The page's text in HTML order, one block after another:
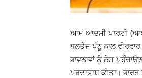
ਆਮ ਆਦਮੀ ਪਾਰਟੀ
ਬਲਤੇਜ ਪੰਨੂ ਨਾਲ
ਭਾਵਨਾਵਾਂ ਨੂੰ ਠੇਸ
ਪਰਦਾਫਾਸ਼ ਕੀਤਾ।